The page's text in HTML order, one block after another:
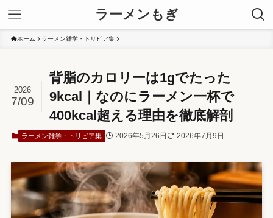
ラーメンもぎ
ホーム ラーメン雑学・トリビア集
背脂のカロリーは1gでたった
9kcal｜なのにラーメン一杯で
400kcal超える理由を徹底解剖
2026
7/09
ラーメン雑学・トリビア集 2026年5月26日 2026年7月9日